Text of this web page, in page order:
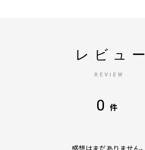
レビュー
REVIEW
0 件